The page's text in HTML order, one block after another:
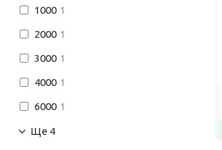
1000 1
2000 1
3000 1
4000 1
6000 1
Ще 4